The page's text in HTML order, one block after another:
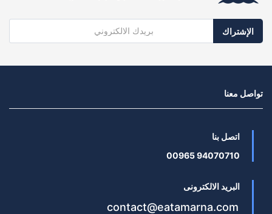
الإشتراك
تواصل معنا
اتصل بنا
94070710 00965
البريد الالكترونى
contact@eatamarna.com